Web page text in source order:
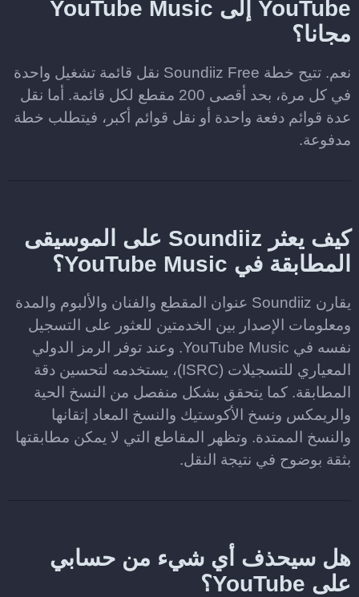
YouTube إلى YouTube Music
مجانا؟
نعم. تتيح خطة Soundiiz Free نقل قائمة تشغيل واحدة
في كل مرة، بحد أقصى 200 مقطع لكل قائمة. أما نقل
عدة قوائم دفعة واحدة أو نقل قوائم أكبر، فيتطلب خطة
مدفوعة.
كيف يعثر Soundiiz على الموسيقى
المطابقة في YouTube Music؟
يقارن Soundiiz عنوان المقطع والفنان والألبوم والمدة
ومعلومات الإصدار بين الخدمتين للعثور على التسجيل
نفسه في YouTube Music. وعند توفر الرمز الدولي
المعياري للتسجيلات (ISRC)، يستخدمه لتحسين دقة
المطابقة. كما يتحقق بشكل منفصل من النسخ الحية
والريمكس ونسخ الأكوستيك والنسخ المعاد إتقانها
والنسخ الممتدة. وتظهر المقاطع التي لا يمكن مطابقتها
بثقة بوضوح في نتيجة النقل.
هل سيحذف أي شيء من حسابي
على YouTube؟